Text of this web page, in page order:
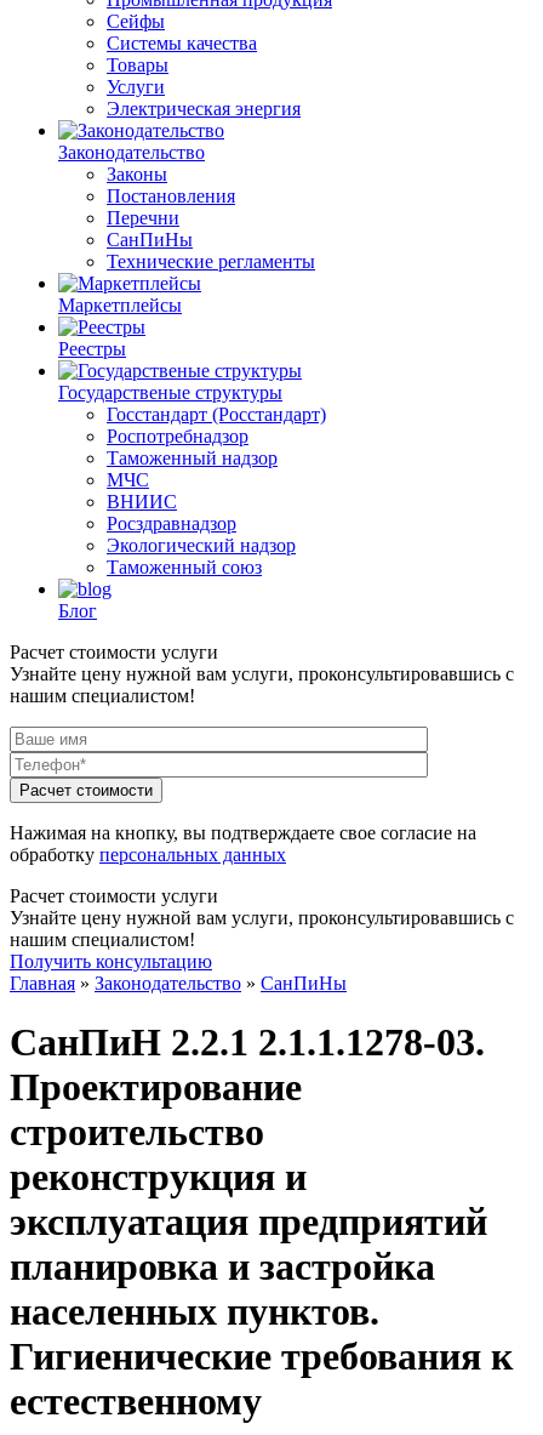
Сейфы
Системы качества
Товары
Услуги
Электрическая энергия
Законодательство
Законы
Постановления
Перечни
СанПиНы
Технические регламенты
Маркетплейсы
Реестры
Государственые структуры
Госстандарт (Росстандарт)
Роспотребнадзор
Таможенный надзор
МЧС
ВНИИС
Росздравнадзор
Экологический надзор
Таможенный союз
Блог
Расчет стоимости услуги
Узнайте цену нужной вам услуги, проконсультировавшись с
нашим специалистом!
Нажимая на кнопку, вы подтверждаете свое согласие на
обработку персональных данных
Расчет стоимости услуги
Узнайте цену нужной вам услуги, проконсультировавшись с
нашим специалистом!
Получить консультацию
Главная » Законодательство » СанПиНы
СанПиН 2.2.1 2.1.1.1278-03.
Проектирование
строительство
реконструкция и
эксплуатация предприятий
планировка и застройка
населенных пунктов.
Гигиенические требования к
естественному